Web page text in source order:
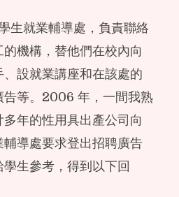
生就業輔導處，負責聯絡
機構，替他們在校內向
設就業講座和在該處的
告等。2006 年，一間我熟
年的性用具出產公司向
導處要求登出招聘廣告
生參考，得到以下回